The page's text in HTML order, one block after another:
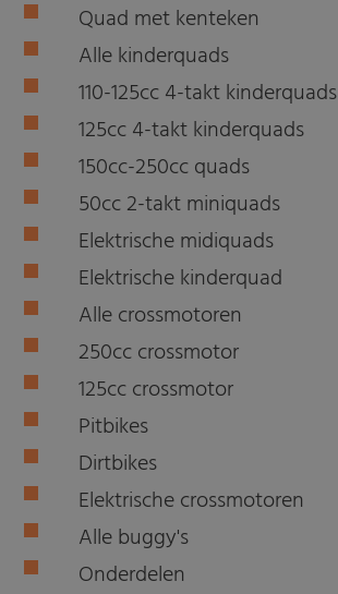
Quad met kenteken
Alle kinderquads
110-125cc 4-takt kinderquads
125cc 4-takt kinderquads
150cc-250cc quads
50cc 2-takt miniquads
Elektrische midiquads
Elektrische kinderquad
Alle crossmotoren
250cc crossmotor
125cc crossmotor
Pitbikes
Dirtbikes
Elektrische crossmotoren
Alle buggy's
Onderdelen